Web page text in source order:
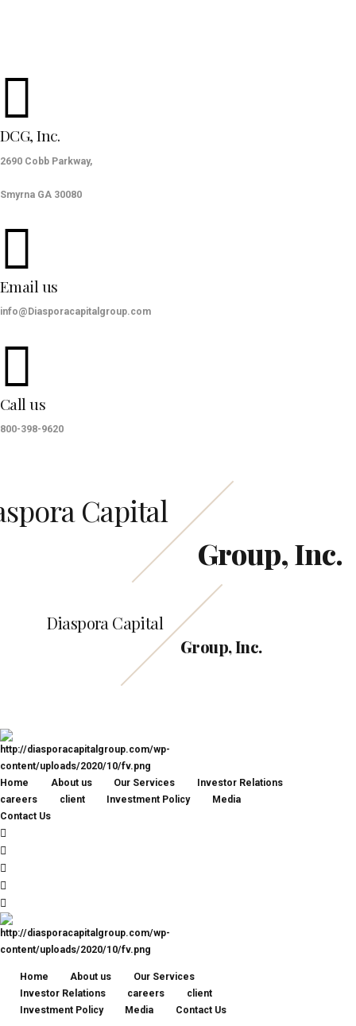
DCG, Inc.
2690 Cobb Parkway,
Smyrna GA 30080
Email us
info@Diasporacapitalgroup.com
Call us
800-398-9620
Capital
Group, Inc.
Diaspora Capital
Group, Inc.
Home About us Our Services
Investor Relations
careers
client Investment Policy
Media
Contact Us
Home About us
Our Services
Investor Relations
careers
client
Investment Policy
Media Contact Us